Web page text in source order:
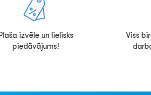
Plaša izvēle un lielisks
piedāvājums!
Viss